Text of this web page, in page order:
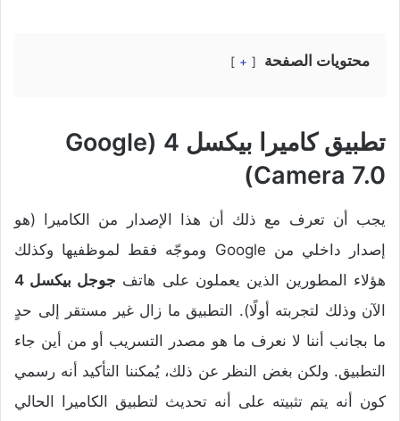
محتويات الصفحة +
تطبيق كاميرا بيكسل 4 (Google
Camera 7.0)
يجب أن تعرف مع ذلك أن هذا الإصدار من الكاميرا (هو
إصدار داخلي من Google وموجّه فقط لموظفيها وكذلك
هؤلاء المطورين الذين يعملون على هاتف جوجل بيكسل 4
الآن وذلك لتجربته أولًا). التطبيق ما زال غير مستقر إلى حدٍ
ما بجانب أننا لا نعرف ما هو مصدر التسريب أو من أين جاء
التطبيق. ولكن بغض النظر عن ذلك، يُمكننا التأكيد أنه رسمي
كون أنه يتم تثبيته على أنه تحديث لتطبيق الكاميرا الحالي